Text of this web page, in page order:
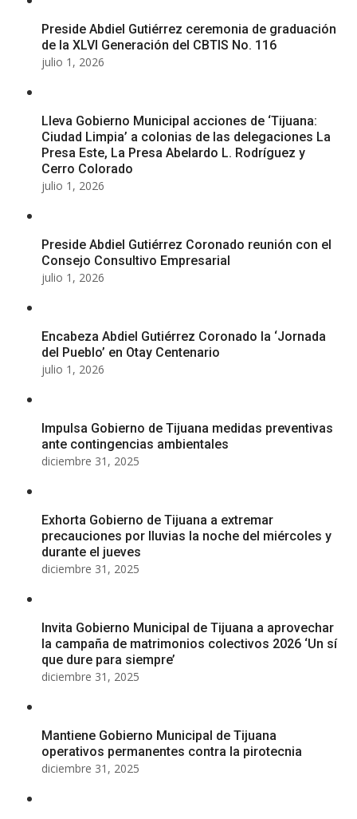
Preside Abdiel Gutiérrez ceremonia de graduación
de la XLVI Generación del CBTIS No. 116
julio 1, 2026
Lleva Gobierno Municipal acciones de ‘Tijuana:
Ciudad Limpia’ a colonias de las delegaciones La
Presa Este, La Presa Abelardo L. Rodríguez y
Cerro Colorado
julio 1, 2026
Preside Abdiel Gutiérrez Coronado reunión con el
Consejo Consultivo Empresarial
julio 1, 2026
Encabeza Abdiel Gutiérrez Coronado la ‘Jornada
del Pueblo’ en Otay Centenario
julio 1, 2026
Impulsa Gobierno de Tijuana medidas preventivas
ante contingencias ambientales
diciembre 31, 2025
Exhorta Gobierno de Tijuana a extremar
precauciones por lluvias la noche del miércoles y
durante el jueves
diciembre 31, 2025
Invita Gobierno Municipal de Tijuana a aprovechar
la campaña de matrimonios colectivos 2026 ‘Un sí
que dure para siempre’
diciembre 31, 2025
Mantiene Gobierno Municipal de Tijuana
operativos permanentes contra la pirotecnia
diciembre 31, 2025